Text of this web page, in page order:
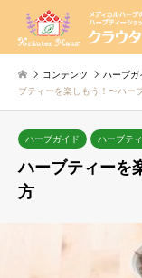
コンテンツ ハーブガ
ブティーを楽しもう！〜ハー
ハーブガイド ハーブテ
ハーブティーを
方